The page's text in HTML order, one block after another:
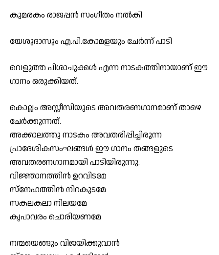
കുമരകം രാജപ്പൻ സംഗീതം നൽകി
യേശുദാസും എ.പി.കോമളയും ചേർന്ന് പാടി
വെളുത്ത പിശാചുക്കൾ എന്ന നാടകത്തിനായാണ് ഈ
ഗാനം ഒരുക്കിയത്.
കൊല്ലം അസ്സീസിയുടെ അവതരണഗാനമാണ് താഴെ
ചേർക്കുന്നത്.
അക്കാലത്തു നാടകം അവതരിപ്പിച്ചിരുന്ന
പ്രാദേശികസംഘങ്ങൾ ഈ ഗാനം തങ്ങളുടെ
അവതരണഗാനമായി പാടിയിരുന്നു.
വിജ്ഞാനത്തിൻ ഉറവിടമേ
സ്‌നേഹത്തിൻ നിറകുടമേ
സകലകലാ നിലയമേ
കൃപാവരം ചൊരിയണമേ
നന്മയെങ്ങും വിജയിക്കുവാൻ